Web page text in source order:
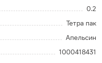
0.2
Тетра пак
Апельсин
1000418431